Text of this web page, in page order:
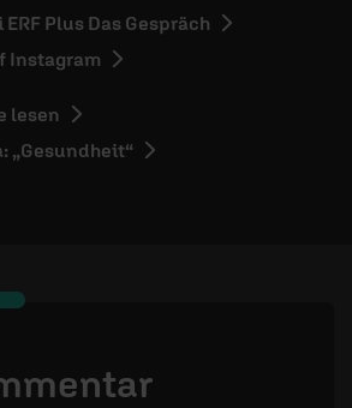
Plus Das Gespräch
Instagram
lesen
„Gesundheit“